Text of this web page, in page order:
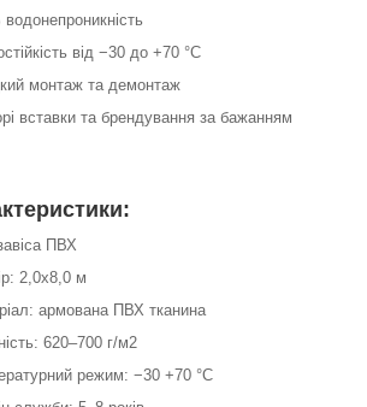
водонепроникність
від −30 до +70 °C
монтаж та демонтаж
вставки та брендування за бажанням
ПВХ
2,0х8,0 м
армована ПВХ тканина
620–700 г/м2
режим: −30 +70 °C